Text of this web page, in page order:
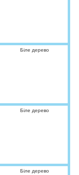
Біле дерево
Біле дерево
Біле дерево